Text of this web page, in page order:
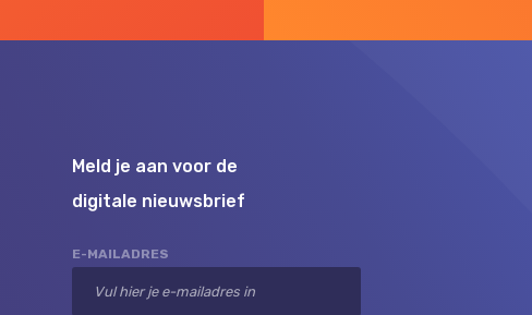
Meld je aan voor de
digitale nieuwsbrief
E-MAILADRES